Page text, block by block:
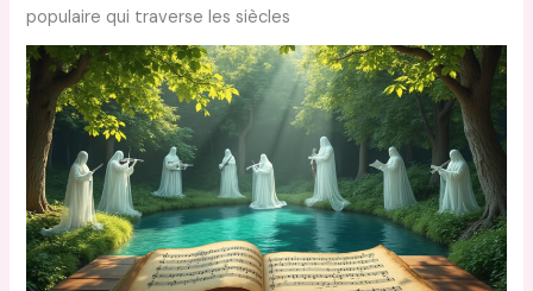
populaire qui traverse les siècles